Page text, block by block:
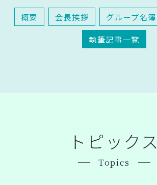
概要 会長挨拶 グループ名簿
執筆記事一覧
トピックス
Topics